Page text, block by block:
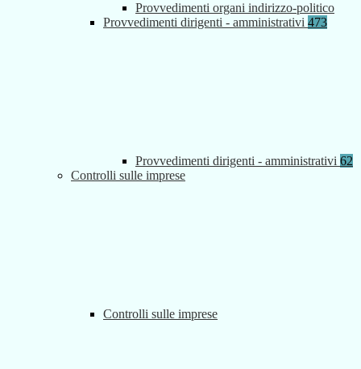
Provvedimenti organi indirizzo-politico
Provvedimenti dirigenti - amministrativi 473
Provvedimenti dirigenti - amministrativi 62
Controlli sulle imprese
Controlli sulle imprese